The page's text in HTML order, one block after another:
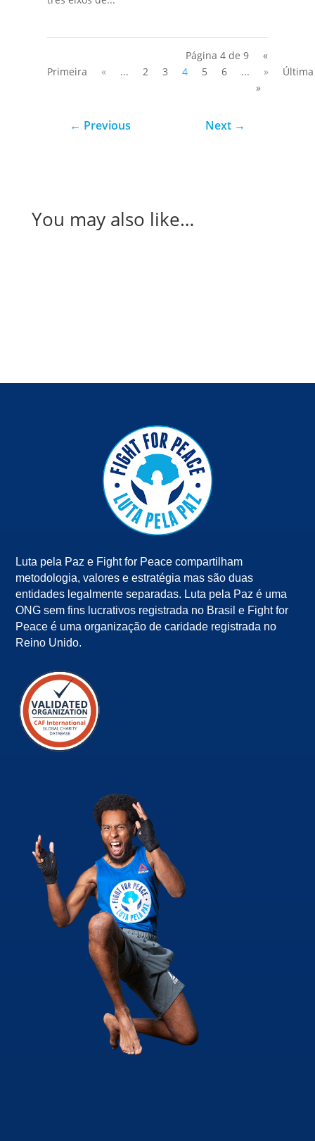
Página 4 de 9
«
Primeira
« ... 2 3 4 5 6 ... »
Última
»
← Previous Next →
You may also like…
Luta pela Paz e Fight for Peace compartilham
metodologia, valores e estratégia mas são duas
entidades legalmente separadas. Luta pela Paz é uma
ONG sem fins lucrativos registrada no Brasil e Fight for
Peace é uma organização de caridade registrada no
Reino Unido.